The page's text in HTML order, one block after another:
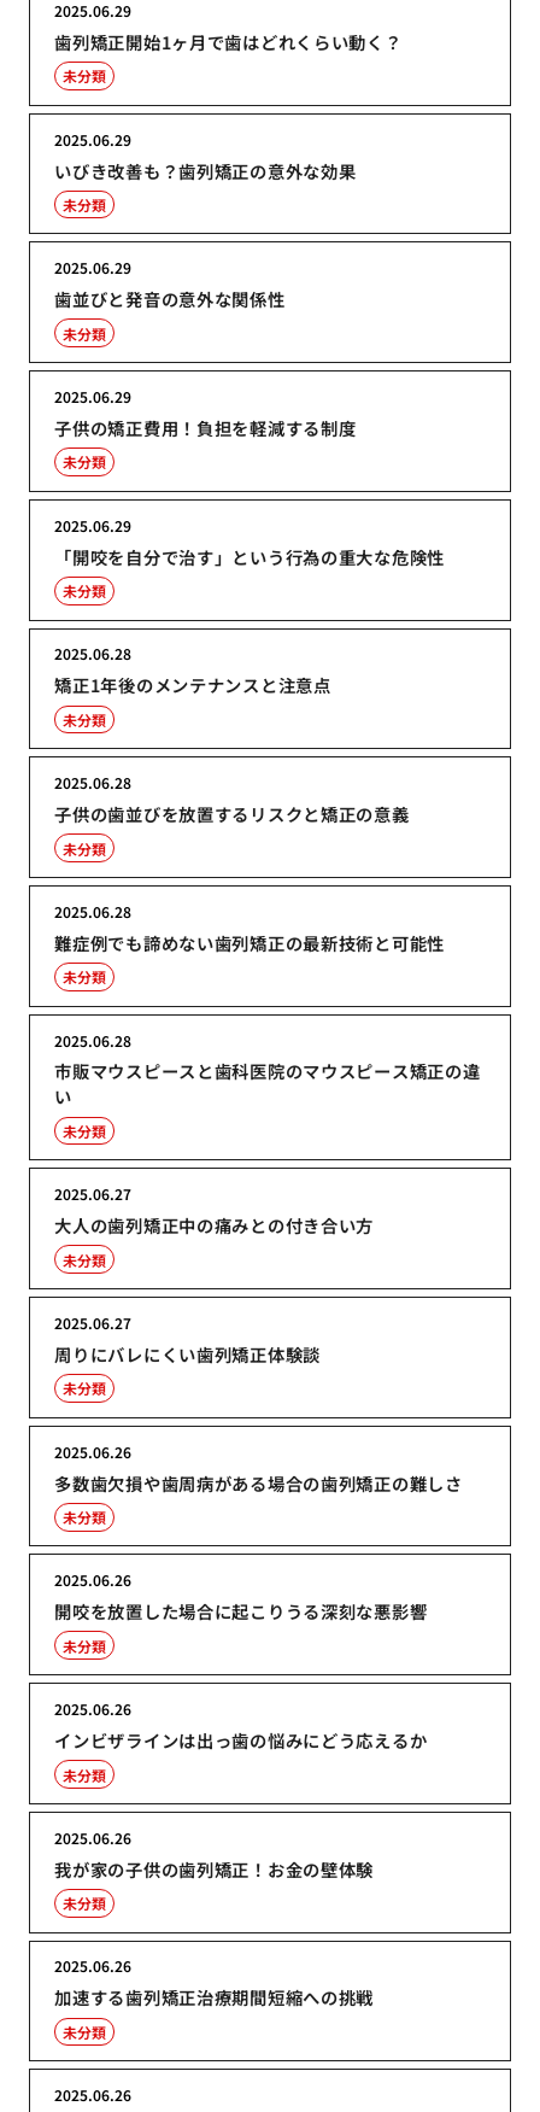
歯列矯正開始1ヶ月で歯はどれくらい動く？
2025.06.29
未分類
いびき改善も？歯列矯正の意外な効果
2025.06.29
未分類
歯並びと発音の意外な関係性
2025.06.29
未分類
子供の矯正費用！負担を軽減する制度
2025.06.29
未分類
「開咬を自分で治す」という行為の重大な危険性
2025.06.29
未分類
矯正1年後のメンテナンスと注意点
2025.06.28
未分類
子供の歯並びを放置するリスクと矯正の意義
2025.06.28
未分類
難症例でも諦めない歯列矯正の最新技術と可能性
2025.06.28
未分類
市販マウスピースと歯科医院のマウスピース矯正の違
い
2025.06.28
未分類
大人の歯列矯正中の痛みとの付き合い方
2025.06.27
未分類
周りにバレにくい歯列矯正体験談
2025.06.27
未分類
多数歯欠損や歯周病がある場合の歯列矯正の難しさ
2025.06.26
未分類
開咬を放置した場合に起こりうる深刻な悪影響
2025.06.26
未分類
インビザラインは出っ歯の悩みにどう応えるか
2025.06.26
未分類
我が家の子供の歯列矯正！お金の壁体験
2025.06.26
未分類
加速する歯列矯正治療期間短縮への挑戦
2025.06.26
未分類
2025.06.26